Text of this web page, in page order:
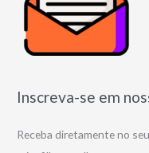
Inscreva-se em
Receba diretamente no